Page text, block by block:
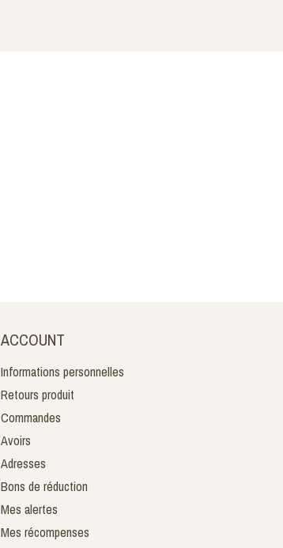
ACCOUNT
Informations personnelles
Retours produit
Commandes
Avoirs
Adresses
Bons de réduction
Mes alertes
Mes récompenses